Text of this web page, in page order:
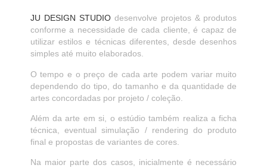
JU DESIGN STUDIOdesenvolve projetos & produtos
conforme a necessidade de cada cliente, é capaz de
utilizar estilos e técnicas diferentes, desde desenhos
simples até muito elaborados.
O tempo e o preço de cada arte podem variar muito
dependendo do tipo, do tamanho e da quantidade de
artes concordadas por projeto / coleção.
Além da arte em si, o estúdio também realiza a ficha
técnica, eventual simulação / rendering do produto
final e propostas de variantes de cores.
Na maior parte dos casos, inicialmente é necessário